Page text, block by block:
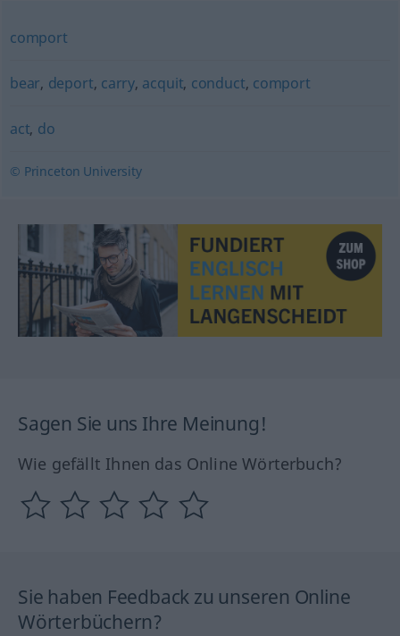
comport
bear, deport, carry, acquit, conduct, comport
act, do
© Princeton University
Sagen Sie uns Ihre Meinung!
Wie gefällt Ihnen das Online Wörterbuch?
Sie haben Feedback zu unseren Online
Wörterbüchern?